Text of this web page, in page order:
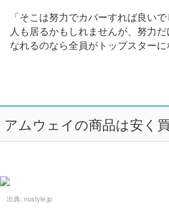
「そこは努力でカバーすれば良い
人も居るかもしれませんが、努力
なれるのなら全員がトップスターに
アムウェイの商品は安く
出典: nustyle.jp